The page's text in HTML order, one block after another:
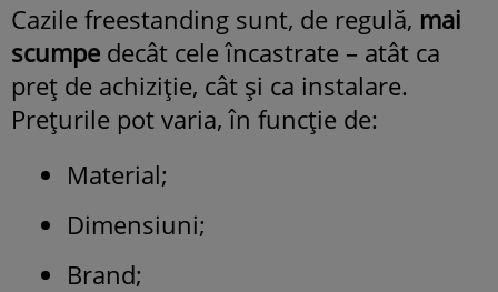
Cazile freestanding sunt, de regulă, mai
scumpe decât cele încastrate – atât ca
preț de achiziție, cât și ca instalare.
Prețurile pot varia, în funcție de:
Material;
Dimensiuni;
Brand;